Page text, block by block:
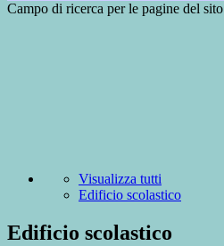
Campo di ricerca per le pagine del sito
Visualizza tutti
Edificio scolastico
Edificio scolastico